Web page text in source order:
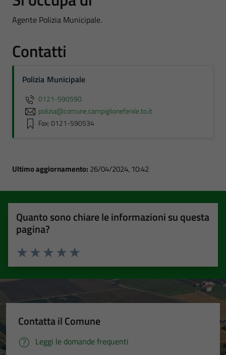
Agente Polizia Municipale.
Contatti
Polizia Municipale
0121-590590
polizia@comune.campiglionefenile.to.it
Fax: 0121-590534
Ultimo aggiornamento: 26/04/2024, 10:42
Quanto sono chiare le informazioni su questa
pagina?
Valuta 5 stelle su 5
Valuta 4 stelle su 5
Valuta 3 stelle su 5
Valuta 2 stelle su 5
Valuta 1 stelle su 5
Contatta il Comune
Leggi le domande frequenti